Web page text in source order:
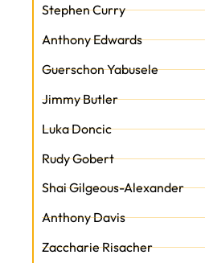
Stephen Curry
Anthony Edwards
Guerschon Yabusele
Jimmy Butler
Luka Doncic
Rudy Gobert
Shai Gilgeous-Alexander
Anthony Davis
Zaccharie Risacher